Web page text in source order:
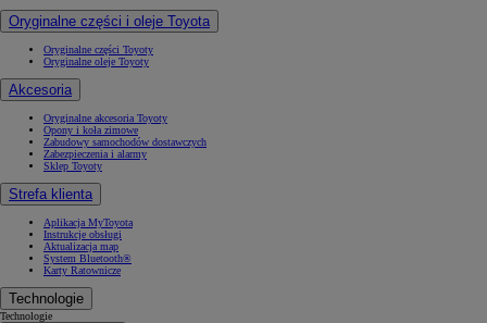
Oryginalne części i oleje Toyota
Oryginalne części Toyoty
Oryginalne oleje Toyoty
Akcesoria
Oryginalne akcesoria Toyoty
Opony i koła zimowe
Zabudowy samochodów dostawczych
Zabezpieczenia i alarmy
Sklep Toyoty
Strefa klienta
Aplikacja MyToyota
Instrukcje obsługi
Aktualizacja map
System Bluetooth®
Karty Ratownicze
Technologie
Technologie